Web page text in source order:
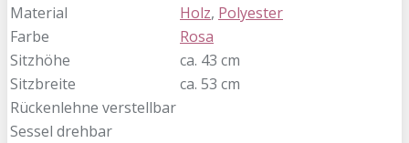
Material
Holz, Polyester
Farbe
Rosa
Sitzhöhe
ca. 43 cm
Sitzbreite
ca. 53 cm
Rückenlehne verstellbar
Sessel drehbar